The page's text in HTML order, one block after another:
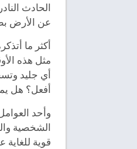
الحادث
عن الأرض
مثل هذه
أي جليد
أفعل؟ هل
الشخصية
قوية